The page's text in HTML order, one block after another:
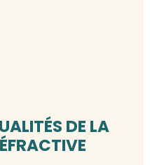
DE LA